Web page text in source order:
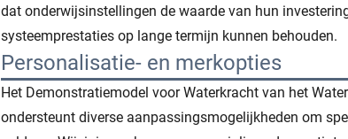
dat onderwijsinstellingen de waarde van hun
systeemprestaties op lange termijn kunnen behouden.
Personalisatie- en merkopties
Het Demonstratiemodel voor Waterkracht van het
ondersteunt diverse aanpassingsmogelijkheden om